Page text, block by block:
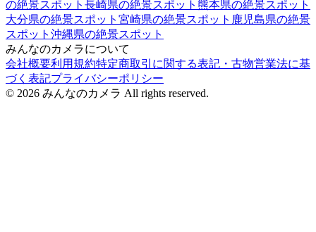
の絶景スポット 長崎県の絶景スポット 熊本県の絶景スポット
大分県の絶景スポット 宮崎県の絶景スポット 鹿児島県の絶景
スポット 沖縄県の絶景スポット
みんなのカメラについて
会社概要利用規約特定商取引に関する表記・古物営業法に基
づく表記プライバシーポリシー
© 2026 みんなのカメラ All rights reserved.